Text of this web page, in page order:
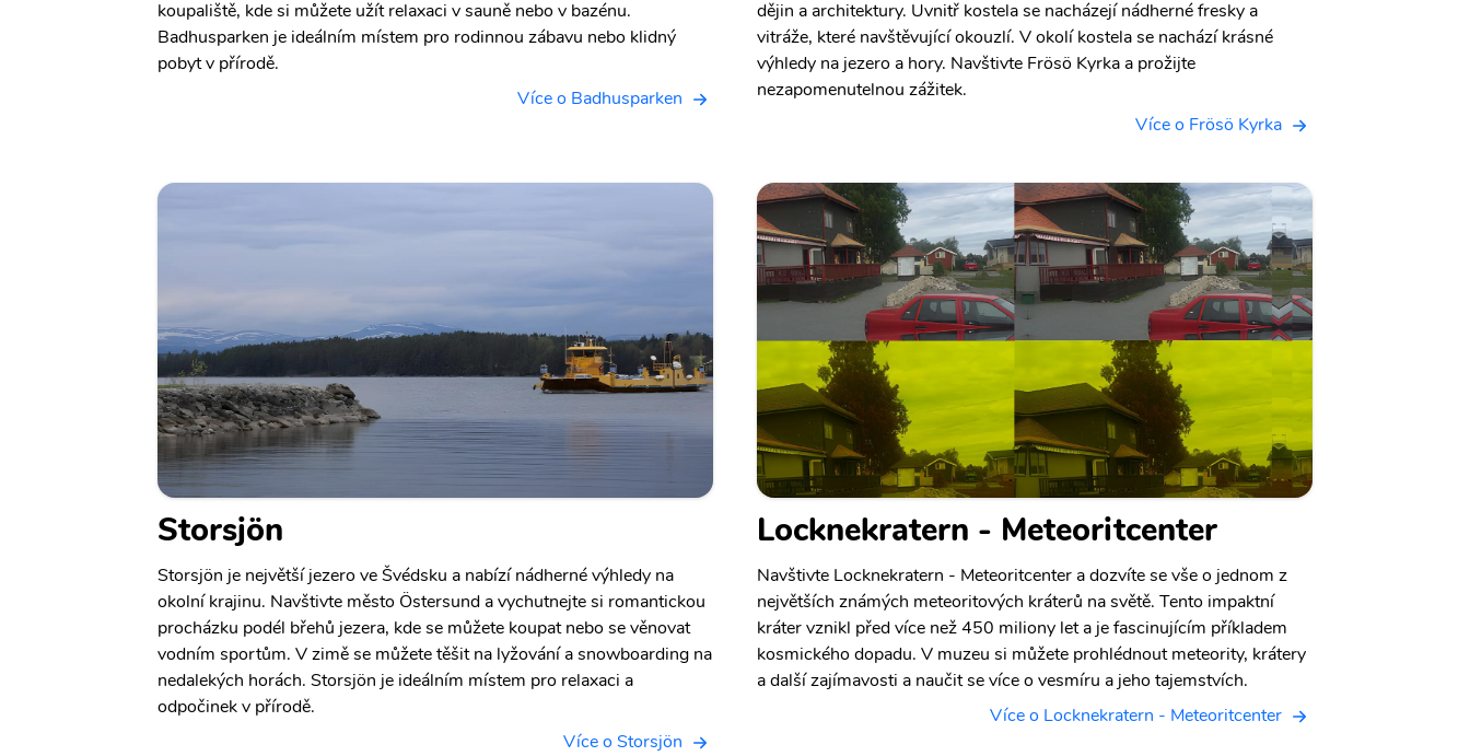
koupaliště, kde si můžete užít relaxaci v sauně nebo v bazénu.
Badhusparken je ideálním místem pro rodinnou zábavu nebo klidný
pobyt v přírodě.
Více o Badhusparken
dějin a architektury. Uvnitř kostela se nacházejí nádherné fresky a
vitráže, které navštěvující okouzlí. V okolí kostela se nachází krásné
výhledy na jezero a hory. Navštivte Frösö Kyrka a prožijte
nezapomenutelnou zážitek.
Více o Frösö Kyrka
Storsjön
Storsjön je největší jezero ve Švédsku a nabízí nádherné výhledy na
okolní krajinu. Navštivte město Östersund a vychutnejte si romantickou
procházku podél břehů jezera, kde se můžete koupat nebo se věnovat
vodním sportům. V zimě se můžete těšit na lyžování a snowboarding na
nedalekých horách. Storsjön je ideálním místem pro relaxaci a
odpočinek v přírodě.
Více o Storsjön
Locknekratern - Meteoritcenter
Navštivte Locknekratern - Meteoritcenter a dozvíte se vše o jednom z
největších známých meteoritových kráterů na světě. Tento impaktní
kráter vznikl před více než 450 miliony let a je fascinujícím příkladem
kosmického dopadu. V muzeu si můžete prohlédnout meteority, krátery
a další zajímavosti a naučit se více o vesmíru a jeho tajemstvích.
Více o Locknekratern - Meteoritcenter